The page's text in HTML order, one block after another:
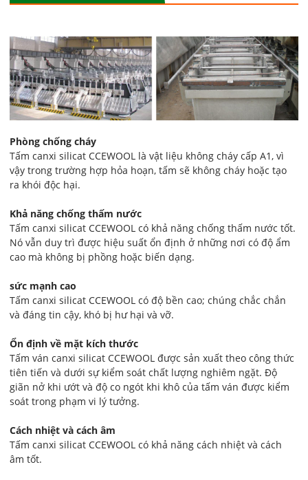
Phòng chống cháy
Tấm canxi silicat CCEWOOL là vật liệu không cháy cấp A1, vì
vậy trong trường hợp hỏa hoạn, tấm sẽ không cháy hoặc tạo
ra khói độc hại.
Khả năng chống thấm nước
Tấm canxi silicat CCEWOOL có khả năng chống thấm nước tốt.
Nó vẫn duy trì được hiệu suất ổn định ở những nơi có độ ẩm
cao mà không bị phồng hoặc biến dạng.
sức mạnh cao
Tấm canxi silicat CCEWOOL có độ bền cao; chúng chắc chắn
và đáng tin cậy, khó bị hư hại và vỡ.
Ổn định về mặt kích thước
Tấm ván canxi silicat CCEWOOL được sản xuất theo công thức
tiên tiến và dưới sự kiểm soát chất lượng nghiêm ngặt. Độ
giãn nở khi ướt và độ co ngót khi khô của tấm ván được kiểm
soát trong phạm vi lý tưởng.
Cách nhiệt và cách âm
Tấm canxi silicat CCEWOOL có khả năng cách nhiệt và cách
âm tốt.